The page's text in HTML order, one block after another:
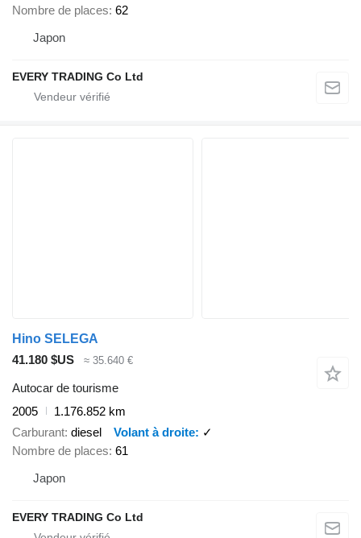
Nombre de places 62
Japon
EVERY TRADING Co Ltd
Hino SELEGA
41.180 $US
≈ 35.640 €
Autocar de tourisme
2005
1.176.852 km
Carburant diesel Volant à droite
✓
Nombre de places 61
Japon
EVERY TRADING Co Ltd